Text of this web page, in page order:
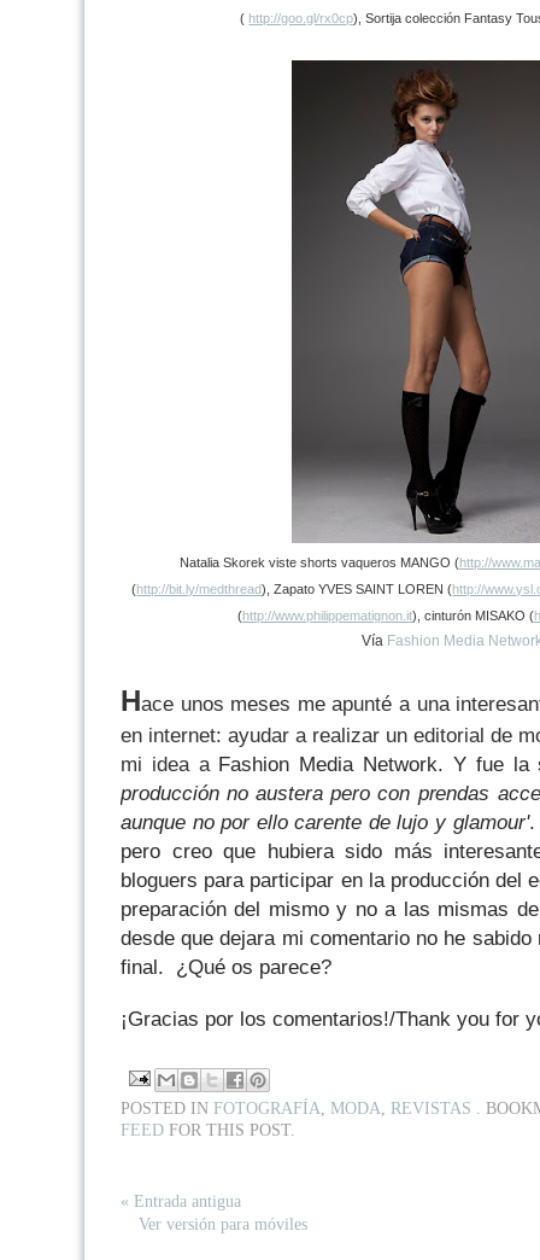
( http://goo.gl/rx0cp), Sortija colección Fantasy
Natalia Skorek viste shorts vaqueros MANGO (http://
(http://bit.ly/medthread), Zapato YVES SAINT LOREN (http://
(http://www.philippematignon.it), cinturón MISAKO (
Vía Fashion Media
Hace unos meses me apunté a una
en internet: ayudar a realizar un editorial de
mi idea a Fashion Media Network. Y fue
producción no austera pero con prendas
aunque no por ello carente de lujo y glamour'.
pero creo que hubiera sido más
bloguers para participar en la producción del
preparación del mismo y no a las mismas
desde que dejara mi comentario no he
final. ¿Qué os parece?
¡Gracias por los comentarios!/Thank you for
POSTED IN FOTOGRAFÍA MODA REVISTAS .
FEED FOR THIS POST.
« Entrada antigua
Ver versión para móviles